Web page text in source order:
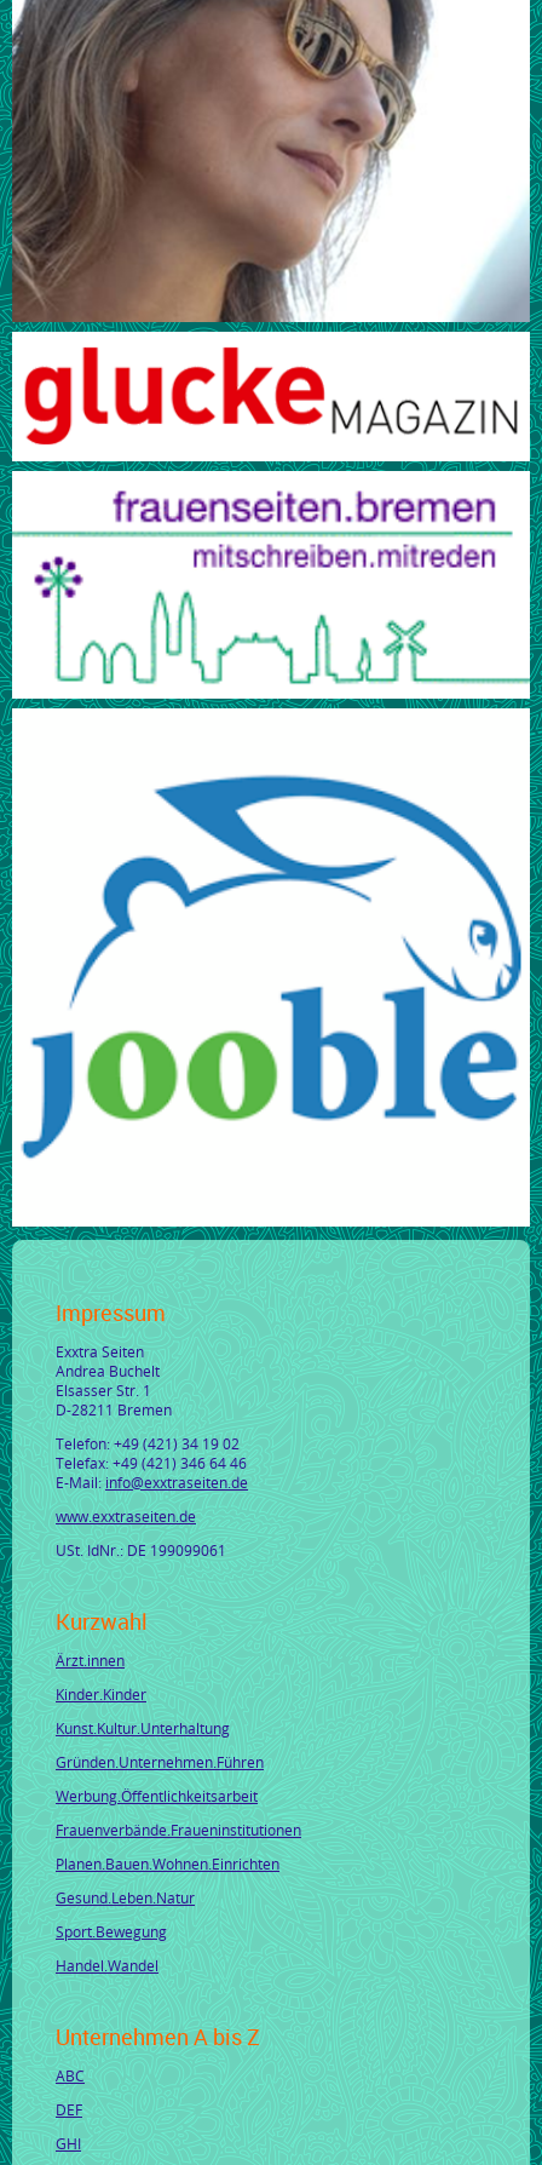
Impressum
Exxtra Seiten
Andrea Buchelt
Elsasser Str. 1
D-28211 Bremen
Telefon: +49 (421) 34 19 02
Telefax: +49 (421) 346 64 46
E-Mail: info@exxtraseiten.de
www.exxtraseiten.de
USt. IdNr.: DE 199099061
Kurzwahl
Ärzt.innen
Kinder.Kinder
Kunst.Kultur.Unterhaltung
Gründen.Unternehmen.Führen
Werbung.Öffentlichkeitsarbeit
Frauenverbände.Fraueninstitutionen
Planen.Bauen.Wohnen.Einrichten
Gesund.Leben.Natur
Sport.Bewegung
Handel.Wandel
Unternehmen A bis Z
ABC
DEF
GHI